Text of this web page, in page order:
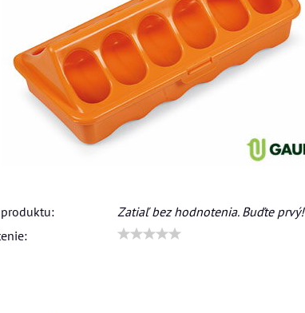
Zatiaľ bez hodnotenia. Buďte prvý!